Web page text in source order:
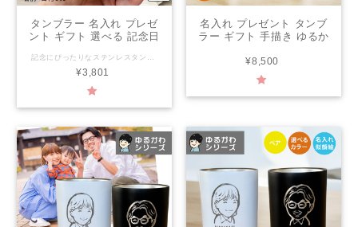
タンブラー 名入れ プレゼ
ント ギフト 選べる 記念日
タンブラー 全2色（洋）
〈単品〉超最速 | 名前入り
結婚祝い 長寿祝い 誕生日
記念にぴったりなステンレスタンブラーです。 名入れやオリジナルメッセージを彫刻できるので、特別な贈り物に最適！ 記念日デザインは12種類から選べるので、思い出をしっかり刻めます。 保温・冷温どちらもにも対応しているので、季節を問わず使えます。 男性にも女性にも喜ばれるこのタンブラーで、友人や大切な人へのお祝いを特別なものにしませんか？ 一つ一つ丁寧に名入れ致します。 ご注文を受けてから作成を致します。 ___________________________________________________________________ 《注文方法について》 ☆購入手続きページの備考欄に 【名入れ等の内容】【アイコン】【名入れフォント】をご入力ください 【名入れ等の内容】 商品画像内「デザインについて」をご覧いただき、 行1、行2、行３についてご入力ください 【アイコン】 商品画像内「アイコン一覧」よりお選びください 【名入れフォント】 商品画像内「名入れフォント一覧」よりお選びください ●名入れ商品につきましては、キャンセル・返品を致しかねます。 サイズ：約直径8.0×12.2cm 400ml 素材：ステンレス レンジ不可/食洗機不可/オーブン不可
¥3,801
名入れ プレゼント タンブ
ラー ギフト 手描き ゆるか
ブラー (ペア)（洋）最速
結婚祝い 還暦祝い ki150p
¥8,500